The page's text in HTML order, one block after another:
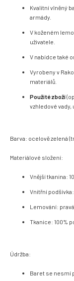
Kvalitní vlněný
armády.
V koženém
uživatele.
V nabídce také
Vyrobeny v
materiálů.
Použité zboží
vzhledové vady,
Barva: ocelově zelená
Materiálové složení:
Vnější tkanina:
Vnitřní
Lemování:
Tkanice: 100%
Údržba:
Baret se nesmí